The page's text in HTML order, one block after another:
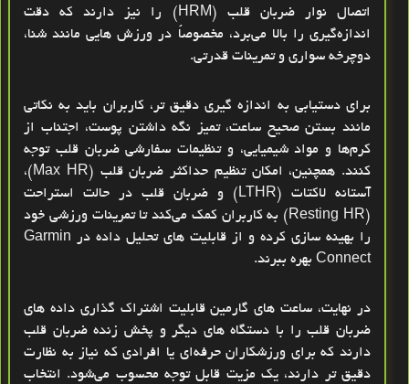
اتصال نوار ضربان قلب (HRM)
را نیز دارند که دقت
اندازه‌گیری را بالا می‌برد، مخصوصاً در ورزش‌ هایی مانند شنا،
دوچرخه‌ سواری و تمرینات قدرتی.
برای دستیابی به اندازه‌ گیری دقیق‌ تر ، کاربران باید به نکاتی
مانند بستن صحیح ساعت، تمیز نگه‌ داشتن پوست، اجتناب از
کرم‌ها و مواد شیمیایی، و تنظیمات سفارشی ضربان قلب توجه
کنند. همچنین، امکانتنظیم حداکثر ضربان قلب (Max HR)
،
آستانه لاکتات (LTHR)
و ضربان قلب در حالت استراحت
(Resting HR)
به کاربران کمک می‌کند تا تمرینات ورزشی خود
را بهینه‌ سازی کرده و از
قابلیت‌ های تحلیل داده در Garmin
Connect بهره ببرند.
در نهایت، ساعت‌ های گارمین قابلیت اشتراک‌ گذاری داده‌ های
ضربان قلبرا با دستگاه‌ های دیگر و پخش زنده ضربان قلب
دارند که برای ورزشکاران حرفه‌ای یا افرادی که نیاز به نظارت
دقیق‌ تر دارند، یک مزیت قابل توجه محسوب می‌شود. انتخاب